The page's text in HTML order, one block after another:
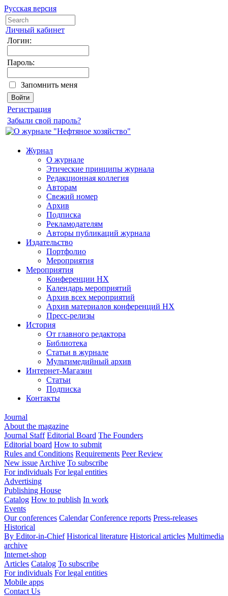
Русская версия
Личный кабинет
Логин:
Пароль:
Запомнить меня
Регистрация
Забыли свой пароль?
Журнал
О журнале
Этические принципы журнала
Редакционная коллегия
Авторам
Свежий номер
Архив
Подписка
Рекламодателям
Авторы публикаций журнала
Издательство
Портфолио
Мероприятия
Мероприятия
Конференции НХ
Календарь мероприятий
Архив всех мероприятий
Архив материалов конференций НХ
Пресс-релизы
История
От главного редактора
Библиотека
Статьи в журнале
Мультимедийный архив
Интернет-Магазин
Статьи
Подписка
Контакты
Journal
About the magazine
Journal Staff Editorial Board The Founders
Editorial board How to submit
Rules and Conditions Requirements Peer Review
New issue Archive To subscribe
For individuals For legal entities
Advertising
Publishing House
Catalog How to publish In work
Events
Our conferences Calendar Conference reports Press-releases
Historical
By Editor-in-Chief Historical literature Historical articles Multimedia
archive
Internet-shop
Articles Catalog To subscribe
For individuals For legal entities
Mobile apps
Contact Us